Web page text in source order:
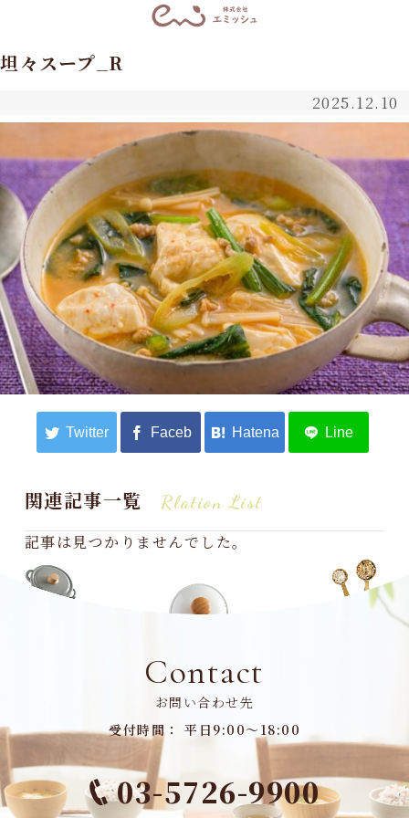
坦々スープ_R
2025.12.10
関連記事一覧 Rlation List
記事は見つかりませんでした。
Contact
お問い合わせ先
受付時間： 平日9:00～18:00
03-5726-9900